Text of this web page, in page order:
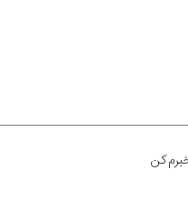
کن